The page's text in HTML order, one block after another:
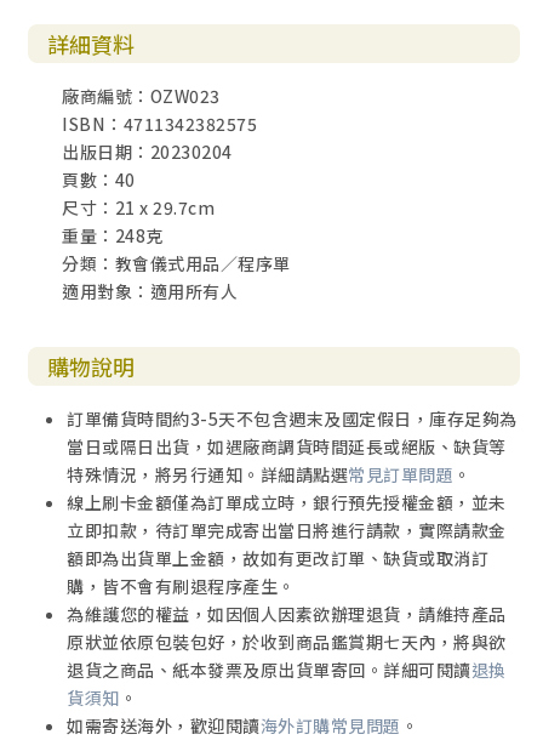
詳細資料
廠商編號：OZW023
ISBN：4711342382575
出版日期：20230204
頁數：40
尺寸：21 x 29.7cm
重量：248克
分類：教會儀式用品／程序單
適用對象：適用所有人
購物說明
訂單備貨時間約3-5天不包含週末及國定假日，庫存足夠為
當日或隔日出貨，如遇廠商調貨時間延長或絕版、缺貨等
特殊情況，將另行通知。詳細請點選常見訂單問題 。
線上刷卡金額僅為訂單成立時，銀行預先授權金額，並未
立即扣款，待訂單完成寄出當日將進行請款，實際請款金
額即為出貨單上金額，故如有更改訂單、缺貨或取消訂
購，皆不會有刷退程序產生。
為維護您的權益，如因個人因素欲辦理退貨，請維持產品
原狀並依原包裝包好，於收到商品鑑賞期七天內，將與欲
退貨之商品、紙本發票及原出貨單寄回。詳細可閱讀退換
貨須知 。
如需寄送海外，歡迎閱讀海外訂購常見問題 。